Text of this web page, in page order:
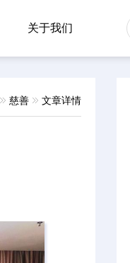
关于我们
慈善 文章详情